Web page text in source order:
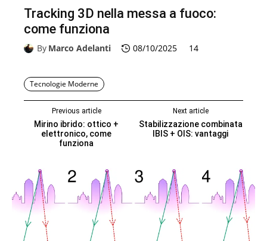
Tracking 3D nella messa a fuoco:
come funziona
By Marco Adelanti 08/10/2025 14
Tecnologie Moderne
Previous article
Mirino ibrido: ottico +
elettronico, come
funziona
Next article
Stabilizzazione combinata
IBIS + OIS: vantaggi